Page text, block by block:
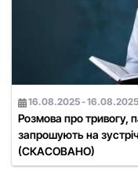
16.08.2025 - 16.08.2025
Розмова про тривогу,
запрошують на
(СКАСОВАНО)